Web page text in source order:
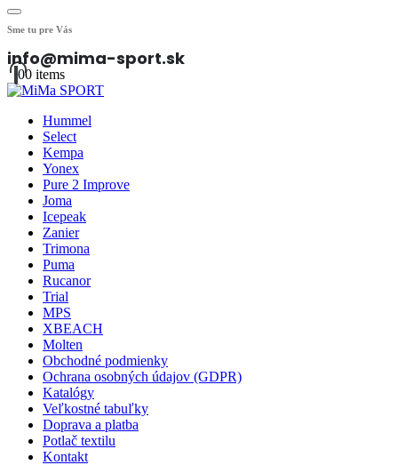
Sme tu pre Vás
info@mima-sport.sk
00 items
Hummel
Select
Kempa
Yonex
Pure 2 Improve
Joma
Icepeak
Zanier
Trimona
Puma
Rucanor
Trial
MPS
XBEACH
Molten
Obchodné podmienky
Ochrana osobných údajov (GDPR)
Katalógy
Veľkostné tabuľky
Doprava a platba
Potlač textilu
Kontakt